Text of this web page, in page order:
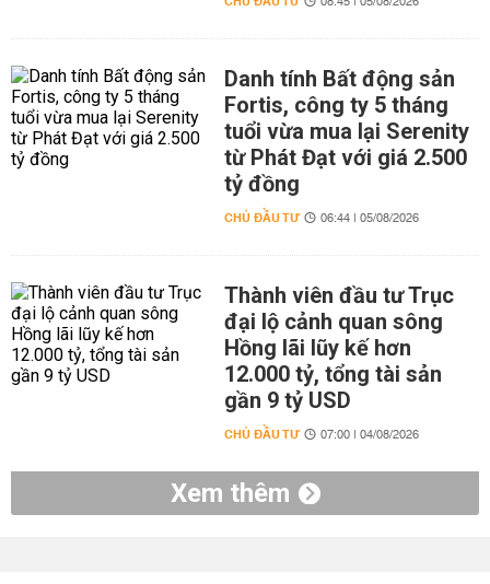
Danh tính Bất động sản
Fortis, công ty 5 tháng
tuổi vừa mua lại Serenity
từ Phát Đạt với giá 2.500
tỷ đồng
CHỦ ĐẦU TƯ 06:44 | 05/08/2026
Thành viên đầu tư Trục
đại lộ cảnh quan sông
Hồng lãi lũy kế hơn
12.000 tỷ, tổng tài sản
gần 9 tỷ USD
CHỦ ĐẦU TƯ 07:00 | 04/08/2026
Xem thêm